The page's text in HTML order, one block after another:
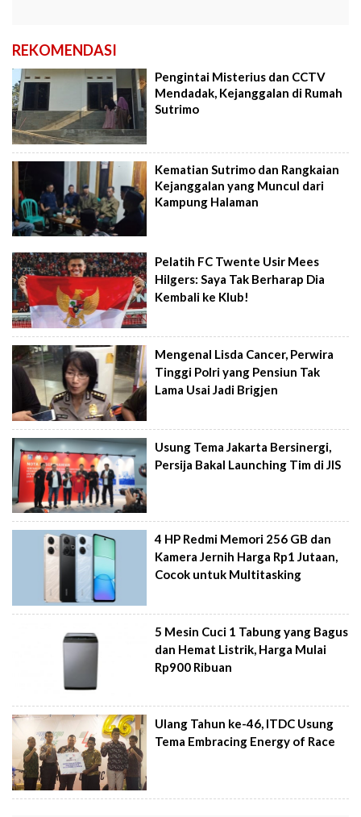
REKOMENDASI
Pengintai Misterius dan CCTV
Mendadak, Kejanggalan di Rumah
Sutrimo
Kematian Sutrimo dan Rangkaian
Kejanggalan yang Muncul dari
Kampung Halaman
Pelatih FC Twente Usir Mees
Hilgers: Saya Tak Berharap Dia
Kembali ke Klub!
Mengenal Lisda Cancer, Perwira
Tinggi Polri yang Pensiun Tak
Lama Usai Jadi Brigjen
Usung Tema Jakarta Bersinergi,
Persija Bakal Launching Tim di JIS
4 HP Redmi Memori 256 GB dan
Kamera Jernih Harga Rp1 Jutaan,
Cocok untuk Multitasking
5 Mesin Cuci 1 Tabung yang Bagus
dan Hemat Listrik, Harga Mulai
Rp900 Ribuan
Ulang Tahun ke-46, ITDC Usung
Tema Embracing Energy of Race